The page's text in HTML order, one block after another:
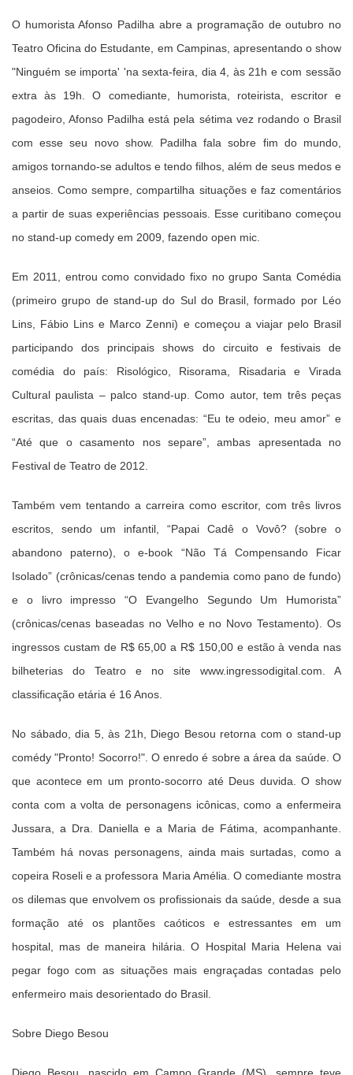
O humorista Afonso Padilha abre a programação de outubro no
Teatro Oficina do Estudante, em Campinas, apresentando o show
"Ninguém se importa' 'na sexta-feira, dia 4, às 21h e com sessão
extra às 19h. O comediante, humorista, roteirista, escritor e
pagodeiro, Afonso Padilha está pela sétima vez rodando o Brasil
com esse seu novo show. Padilha fala sobre fim do mundo,
amigos tornando-se adultos e tendo filhos, além de seus medos e
anseios. Como sempre, compartilha situações e faz comentários
a partir de suas experiências pessoais. Esse curitibano começou
no stand-up comedy em 2009, fazendo open mic.
Em 2011, entrou como convidado fixo no grupo Santa Comédia
(primeiro grupo de stand-up do Sul do Brasil, formado por Léo
Lins, Fábio Lins e Marco Zenni) e começou a viajar pelo Brasil
participando dos principais shows do circuito e festivais de
comédia do país: Risológico, Risorama, Risadaria e Virada
Cultural paulista – palco stand-up. Como autor, tem três peças
escritas, das quais duas encenadas: “Eu te odeio, meu amor” e
“Até que o casamento nos separe”, ambas apresentada no
Festival de Teatro de 2012.
Também vem tentando a carreira como escritor, com três livros
escritos, sendo um infantil, “Papai Cadê o Vovô? (sobre o
abandono paterno), o e-book “Não Tá Compensando Ficar
Isolado” (crônicas/cenas tendo a pandemia como pano de fundo)
e o livro impresso “O Evangelho Segundo Um Humorista”
(crônicas/cenas baseadas no Velho e no Novo Testamento). Os
ingressos custam de R$ 65,00 a R$ 150,00 e estão à venda nas
bilheterias do Teatro e no site www.ingressodigital.com. A
classificação etária é 16 Anos.
No sábado, dia 5, às 21h, Diego Besou retorna com o stand-up
comédy "Pronto! Socorro!". O enredo é sobre a área da saúde. O
que acontece em um pronto-socorro até Deus duvida. O show
conta com a volta de personagens icônicas, como a enfermeira
Jussara, a Dra. Daniella e a Maria de Fátima, acompanhante.
Também há novas personagens, ainda mais surtadas, como a
copeira Roseli e a professora Maria Amélia. O comediante mostra
os dilemas que envolvem os profissionais da saúde, desde a sua
formação até os plantões caóticos e estressantes em um
hospital, mas de maneira hilária. O Hospital Maria Helena vai
pegar fogo com as situações mais engraçadas contadas pelo
enfermeiro mais desorientado do Brasil.
Sobre Diego Besou